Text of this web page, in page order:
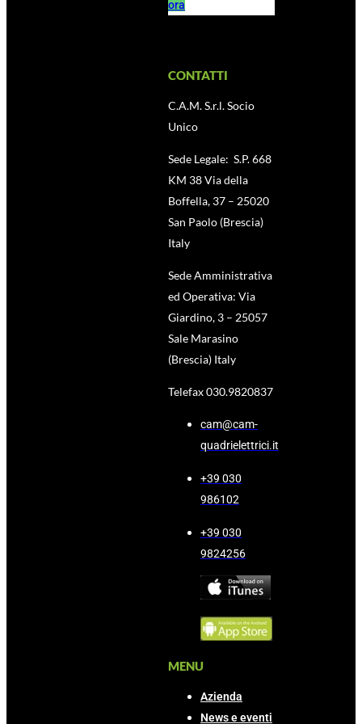
ora
CONTATTI
C.A.M. S.r.l. Socio
Unico
Sede Legale: S.P. 668
KM 38 Via della
Boffella, 37 – 25020
San Paolo (Brescia)
Italy
Sede Amministrativa
ed Operativa: Via
Giardino, 3 – 25057
Sale Marasino
(Brescia) Italy
Telefax 030.9820837
cam@cam-
quadrielettrici.it
+39 030
986102
+39 030
9824256
MENU
Azienda
News e eventi